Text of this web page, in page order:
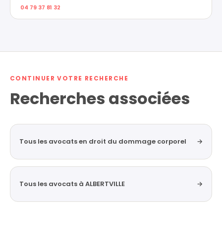
04 79 37 81 32
CONTINUER VOTRE RECHERCHE
Recherches associées
Tous les avocats en droit du dommage corporel →
Tous les avocats à ALBERTVILLE →